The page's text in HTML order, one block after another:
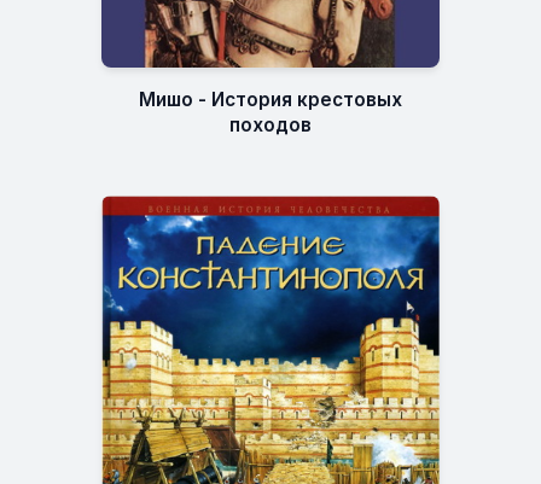
Мишо - История крестовых
походов